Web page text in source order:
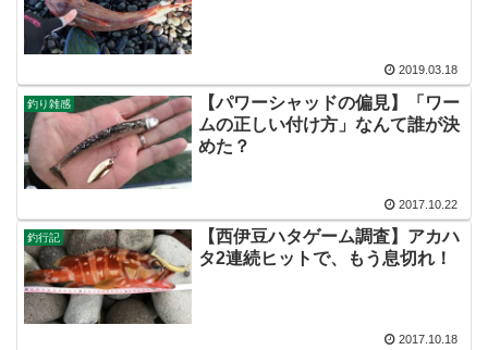
2019.03.18
釣り雑感
【パワーシャッドの偏見】「ワー
ムの正しい付け方」なんて誰が決
めた？
2017.10.22
釣行記
【西伊豆ハタゲーム調査】アカハ
タ2連続ヒットで、もう息切れ！
2017.10.18